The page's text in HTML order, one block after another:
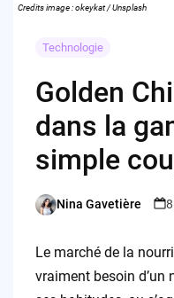
Credits image : okeykat / Unsplash
Technologie
Golden
dans la
simple
Posted
Nina Gavetière
Le marché de la
vraiment besoin d’un